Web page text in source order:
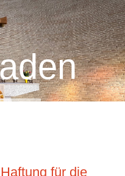
für die